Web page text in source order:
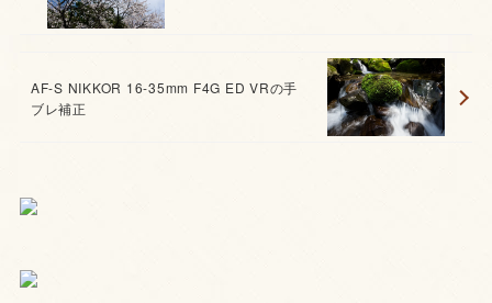
AF-S NIKKOR 16-35mm F4G ED VRの手
ブレ補正